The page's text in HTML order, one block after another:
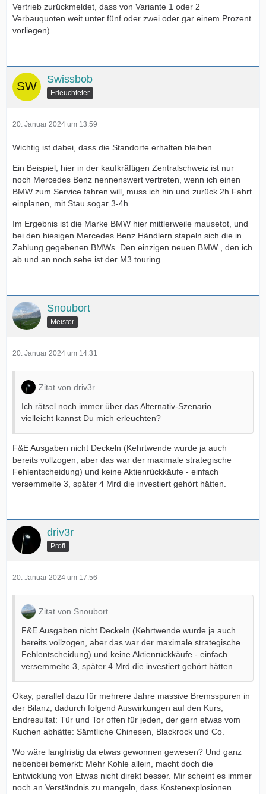
Vertrieb zurückmeldet, dass von Variante 1 oder 2
Verbauquoten weit unter fünf oder zwei oder gar einem Prozent
vorliegen).
Swissbob
Erleuchteter
20. Januar 2024 um 13:59
Wichtig ist dabei, dass die Standorte erhalten bleiben.
Ein Beispiel, hier in der kaufkräftigen Zentralschweiz ist nur
noch Mercedes Benz nennenswert vertreten, wenn ich einen
BMW zum Service fahren will, muss ich hin und zurück 2h Fahrt
einplanen, mit Stau sogar 3-4h.
Im Ergebnis ist die Marke BMW hier mittlerweile mausetot, und
bei den hiesigen Mercedes Benz Händlern stapeln sich die in
Zahlung gegebenen BMWs. Den einzigen neuen BMW , den ich
ab und an noch sehe ist der M3 touring.
Snoubort
Meister
20. Januar 2024 um 14:31
Zitat von driv3r
Ich rätsel noch immer über das Alternativ-Szenario...
vielleicht kannst Du mich erleuchten?
F&E Ausgaben nicht Deckeln (Kehrtwende wurde ja auch
bereits vollzogen, aber das war der maximale strategische
Fehlentscheidung) und keine Aktienrückkäufe - einfach
versemmelte 3, später 4 Mrd die investiert gehört hätten.
driv3r
Profi
20. Januar 2024 um 17:56
Zitat von Snoubort
F&E Ausgaben nicht Deckeln (Kehrtwende wurde ja auch
bereits vollzogen, aber das war der maximale strategische
Fehlentscheidung) und keine Aktienrückkäufe - einfach
versemmelte 3, später 4 Mrd die investiert gehört hätten.
Okay, parallel dazu für mehrere Jahre massive Bremsspuren in
der Bilanz, dadurch folgend Auswirkungen auf den Kurs,
Endresultat: Tür und Tor offen für jeden, der gern etwas vom
Kuchen abhätte: Sämtliche Chinesen, Blackrock und Co.
Wo wäre langfristig da etwas gewonnen gewesen? Und ganz
nebenbei bemerkt: Mehr Kohle allein, macht doch die
Entwicklung von Etwas nicht direkt besser. Mir scheint es immer
noch an Verständnis zu mangeln, dass Kostenexplosionen